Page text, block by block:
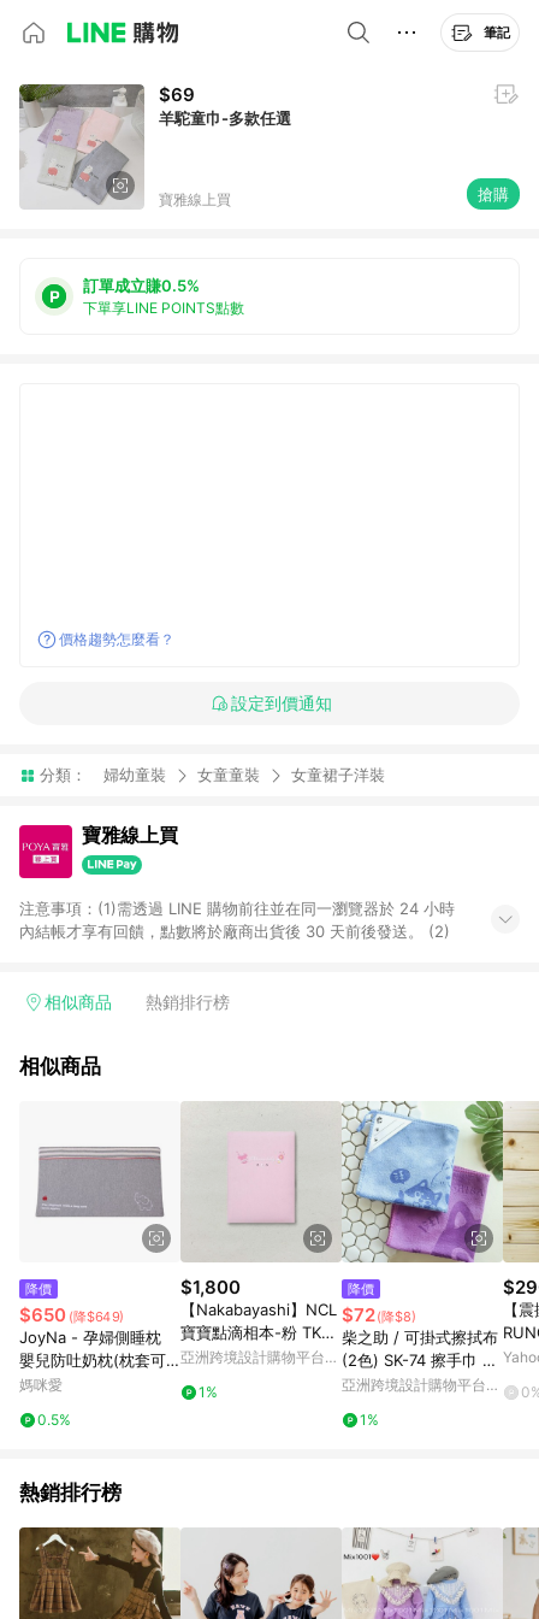
筆記
$69
羊駝童巾-多款任選
寶雅線上買 搶購
訂單成立賺0.5%
下單享LINE POINTS點數
價格趨勢怎麼看？
設定到價通知
分類： 婦幼童裝 女童童裝 女童裙子洋裝
寶雅線上買
注意事項：(1)需透過 LINE 購物前往並在同一瀏覽器於 24 小時
內結帳才享有回饋，點數將於廠商出貨後 30 天前後發送。 (2)
相似商品 熱銷排行榜
相似商品
降價
$650 (降$649)
JoyNa - 孕婦側睡枕
嬰兒防吐奶枕(枕套可
拆洗)-灰色小象 (58*3
媽咪愛
0.5%
$1,800
【Nakabayashi】NCL
寶寶點滴相本-粉 TKB-
280B(原廠正貨)
亞洲跨境設計購物平台
1%
降價
$72(降$8)
柴之助 / 可掛式擦拭布
(2色) SK-74 擦手巾 抹
布
亞洲跨境設計購物平台
1%
【
猴~
熱銷排行榜